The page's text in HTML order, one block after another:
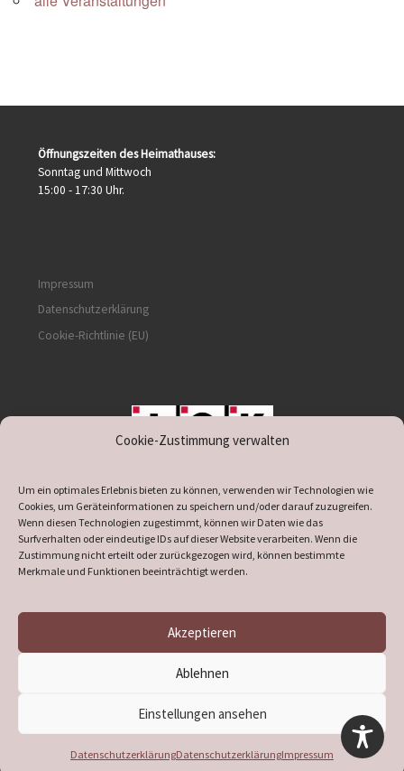
Cookie-Zustimmung verwalten
Um ein optimales Erlebnis bieten zu können, verwenden wir Technologien wie
Cookies, um Geräteinformationen zu speichern und/oder darauf zuzugreifen.
Wenn diesen Technologien zugestimmt, können wir Daten wie das
Surfverhalten oder eindeutige IDs auf dieser Website verarbeiten. Wenn die
Zustimmung nicht erteilt oder zurückgezogen wird, können bestimmte
Merkmale und Funktionen beeinträchtigt werden.
Akzeptieren
Ablehnen
Einstellungen ansehen
DatenschutzerklärungDatenschutzerklärungImpressum
Öffnungszeiten des Heimathauses:
Sonntag und Mittwoch
15:00 - 17:30 Uhr.
Impressum
Datenschutzerklärung
Cookie-Richtlinie (EU)
supported by DÖ
Heimatverein Verl– Alle Rechte vorbehalten